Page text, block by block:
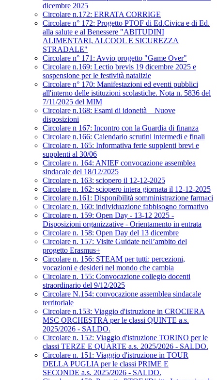
dicembre 2025
Circolare n.172: ERRATA CORRIGE
Circolare n° 172: Progetto PTOF di Ed.Civica e di Ed.
alla salute e al Benessere "ABITUDINI
ALIMENTARI, ALCOOL E SICUREZZA
STRADALE"
Circolare n° 171: Avvio progetto "Game Over"
Circolare n.169: Lectio brevis 19 dicembre 2025 e
sospensione per le festività natalizie
Circolare n° 170: Manifestazioni ed eventi pubblici
all'interno delle istituzioni scolastiche. Nota n. 5836 del
7/11/2025 del MIM
Circolare n.168: Esami di idoneità _ Nuove
disposizioni
Circolare n 167: Incontro con la Guardia di finanza
Circolare n.166: Calendario scrutini intermedi e finali
Circolare n. 165: Informativa ferie supplenti brevi e
supplenti al 30/06
Circolare n. 164: ANIEF convocazione assemblea
sindacale del 18/12/2025
Circolare n. 163: sciopero il 12-12-2025
Circolare n. 162: sciopero intera giornata il 12-12-2025
Circolare n.161: Disponibilità somministrazione farmaci
Circolare n. 160: individuazione fabbisogno formativo
Circolare n. 159: Open Day - 13-12 2025 -
Disposizioni organizzative - Orientamento in entrata
Circolare n. 158: Open Day del 13 dicembre
Circolare n. 157: Visite Guidate nell’ambito del
progetto Erasmus+
Circolare n. 156: STEAM per tutti: percezioni,
vocazioni e desideri nel mondo che cambia
Circolare n. 155: Convocazione collegio docenti
straordinario del 9/12/2025
Circolare N.154: convocazione assemblea sindacale
territoriale
Circolare n.153: Viaggio d'istruzione in CROCIERA
MSC ORCHESTRA per le classi QUINTE a.s.
2025/2026 - SALDO.
Circolare n. 152: Viaggio d'istruzione TORINO per le
classi TERZE E QUARTE a.s. 2025/2026 - SALDO.
Circolare n. 151: Viaggio d'istruzione in TOUR
DELLA PUGLIA per le classi PRIME E
SECONDE a.s. 2025/2026 - SALDO.